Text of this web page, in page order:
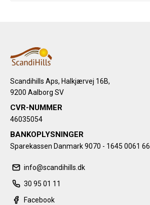
Scandihills Aps, Halkjærvej 16B,
9200 Aalborg SV
CVR-NUMMER
46035054
BANKOPLYSNINGER
Sparekassen Danmark 9070 - 1645 0061 66
info@scandihills.dk
30 95 01 11
Facebook